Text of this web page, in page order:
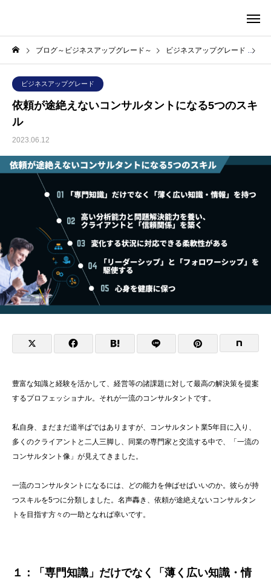
ブログ～ビジネスアップグレード～ ビジネスアップグレード
ビジネスアップグレード
依頼が途絶えないコンサルタントになる5つのスキ
ル
2023.06.12
豊富な知識と経験を活かして、経営等の諸課題に対して最高の解決策を提案
するプロフェッショナル。それが一流のコンサルタントです。
私自身、まだまだ道半ばではありますが、コンサルタント業5年目に入り、
多くのクライアントと二人三脚し、同業の専門家と交流する中で、「一流の
コンサルタント像」が見えてきました。
一流のコンサルタントになるには、どの能力を伸ばせばいいのか。彼らが持
つスキルを5つに分類しました。名声轟き、依頼が途絶えないコンサルタン
トを目指す方々の一助となれば幸いです。
１：「専門知識」だけでなく「薄く広い知識・情